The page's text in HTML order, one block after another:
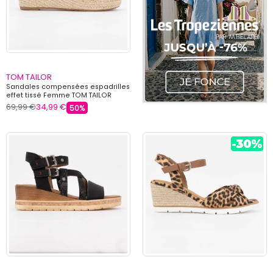
TOM TAILOR
Sandales compensées espadrilles
effet tissé Femme TOM TAILOR
69,99 €34,99 € 50%